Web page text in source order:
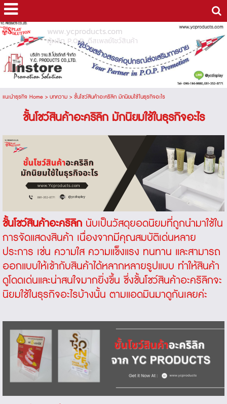
www.ycproducts.com
ผู้ผลิต P.O.P. ดีสเพลย์โชว์สินค้า
แนะนำธุรกิจ Home> บทความ> ชั้นโชว์สินค้าอะคริลิก มักนิยมใช้ในธุรกิจอะไร
ชั้นโชว์สินค้าอะคริลิก มักนิยมใช้ในธุรกิจอะไร
ชั้นโชว์สินค้าอะคริลิกนับเป็นวัสดุยอดนิยมที่ถูกนำมาใช้ใน
การจัดแสดงสินค้า เนื่องจากมีคุณสมบัติเด่นหลาย
ประการ เช่น ความใส ความแข็งแรง ทนทาน และสามารถ
ออกแบบให้เข้ากับสินค้าได้หลากหลายรูปแบบ ทำให้สินค้า
ดูโดดเด่นและน่าสนใจมากยิ่งขึ้น ซึ่งชั้นโชว์สินค้าอะคริลิกจะ
นิยมใช้ในธุรกิจอะไรบ้างนั้น ตามแอดมินมาดูกันเลยค่ะ